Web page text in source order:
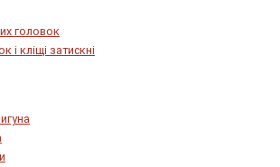
головок
і кліщі затискні